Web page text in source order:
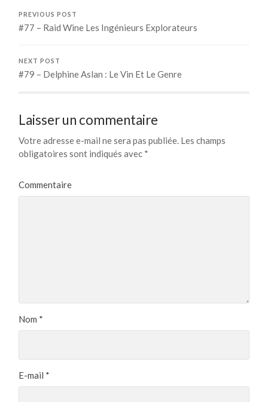
PREVIOUS POST
#77 – Raid Wine Les Ingénieurs Explorateurs
NEXT POST
#79 – Delphine Aslan : Le Vin Et Le Genre
Laisser un commentaire
Votre adresse e-mail ne sera pas publiée. Les champs
obligatoires sont indiqués avec *
Commentaire
Nom *
E-mail *